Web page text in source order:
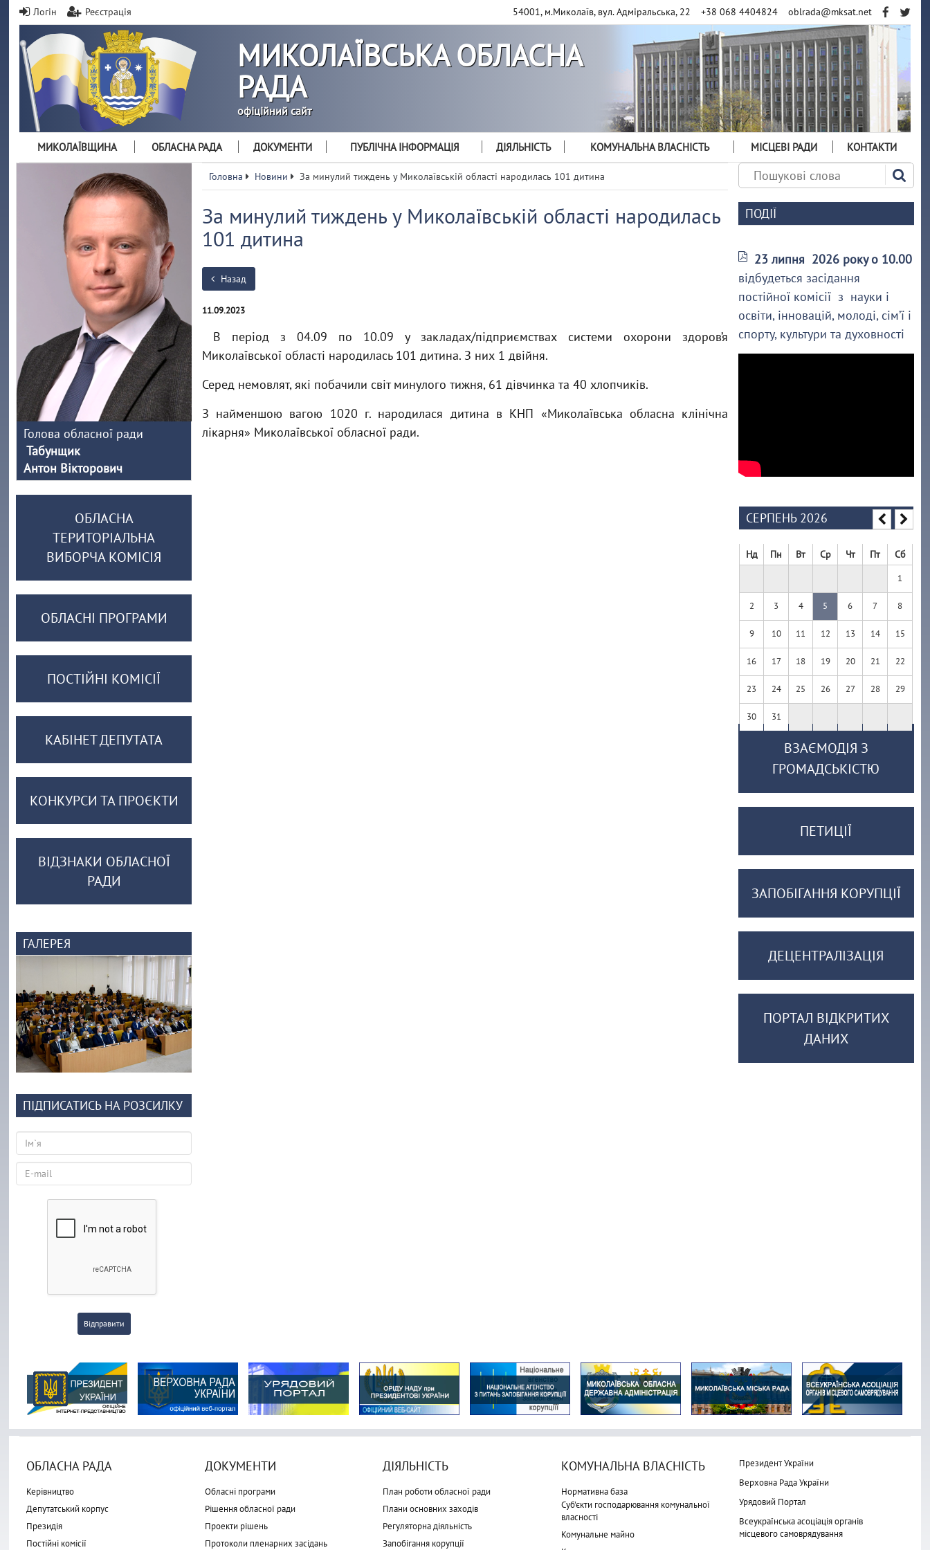
Логін Реєстрація 54001, м.Миколаїв, вул. Адміральська, 22 +38 068 4404824 oblrada@mksat.net
МИКОЛАЇВСЬКА ОБЛАСНА
РАДА
офіційний сайт
МИКОЛАЇВЩИНА ОБЛАСНА РАДА ДОКУМЕНТИ ПУБЛІЧНА ІНФОРМАЦІЯ ДІЯЛЬНІСТЬ КОМУНАЛЬНА ВЛАСНІСТЬ МІСЦЕВІ РАДИ КОНТАКТИ
Головна Новини За минулий тиждень у Миколаївській області народилась 101 дитина
За минулий тиждень у Миколаївській області народилась
101 дитина
Назад
11.09.2023
В період з 04.09 по 10.09 у закладах/підприємствах системи охорони здоров’я
Миколаївської області народилась 101 дитина. З них 1 двійня.
Серед немовлят, які побачили світ минулого тижня, 61 дівчинка та 40 хлопчиків.
З найменшою вагою 1020 г. народилася дитина в КНП «Миколаївська обласна клінічна
лікарня» Миколаївської обласної ради.
ПОДІЇ
23 липня 2026 року о 10.00
відбудеться засідання
постійної комісії з науки і
освіти, інновацій, молоді, сім’ї і
спорту, культури та духовності
СЕРПЕНЬ 2026
Нд Пн Вт Ср Чт Пт Сб
1
2 3 4 5 6 7 8
9 10 11 12 13 14 15
16 17 18 19 20 21 22
23 24 25 26 27 28 29
30 31
ВЗАЄМОДІЯ З
ГРОМАДСЬКІСТЮ
ПЕТИЦІЇ
ЗАПОБІГАННЯ КОРУПЦІЇ
ДЕЦЕНТРАЛІЗАЦІЯ
ПОРТАЛ ВІДКРИТИХ
ДАНИХ
Голова обласної ради
Табунщик
Антон Вікторович
ОБЛАСНА
ТЕРИТОРІАЛЬНА
ВИБОРЧА КОМІСІЯ
ОБЛАСНІ ПРОГРАМИ
ПОСТІЙНІ КОМІСІЇ
КАБІНЕТ ДЕПУТАТА
КОНКУРСИ ТА ПРОЄКТИ
ВІДЗНАКИ ОБЛАСНОЇ
РАДИ
ГАЛЕРЕЯ
ПІДПИСАТИСЬ НА РОЗСИЛКУ
Відправити
ОБЛАСНА РАДА
Керівництво
Депутатський корпус
Президія
Постійні комісії
ДОКУМЕНТИ
Обласні програми
Рішення обласної ради
Проекти рішень
Протоколи пленарних засідань
ДІЯЛЬНІСТЬ
План роботи обласної ради
Плани основних заходів
Регуляторна діяльність
Запобігання корупції
КОМУНАЛЬНА ВЛАСНІСТЬ
Нормативна база
Суб'єкти господарювання комунальної
власності
Комунальне майно
Президент України
Верховна Рада України
Урядовий Портал
Всеукраїнська асоціація органів
місцевого самоврядування